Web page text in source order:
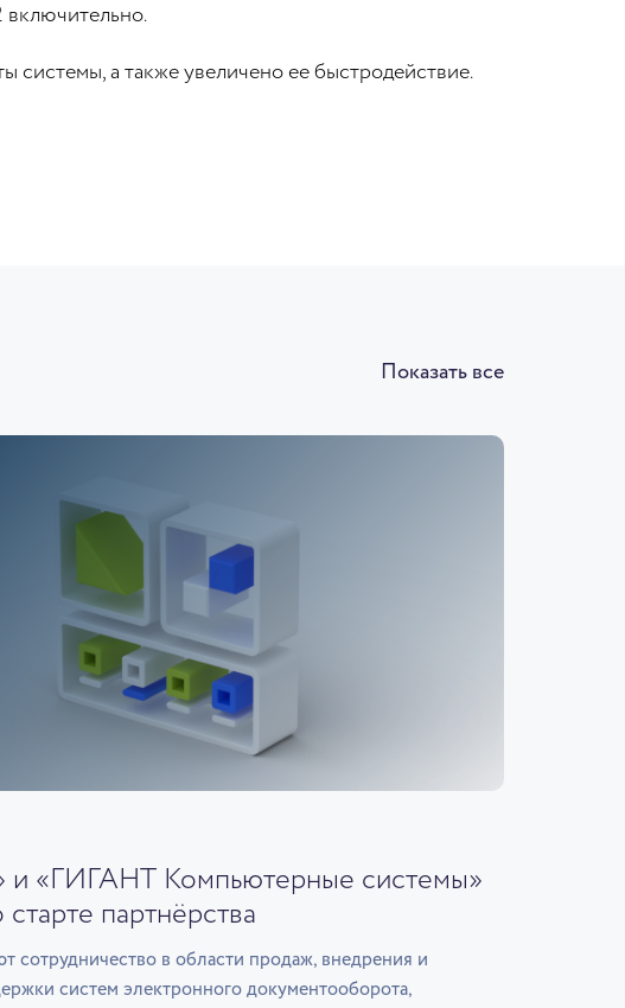
включительно.
а также увеличено ее быстродействие.
Показать все
и «ГИГАНТ Компьютерные системы»
партнёрства
сотрудничество в области продаж, внедрения и
систем электронного документооборота,